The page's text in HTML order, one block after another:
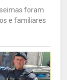
foram
e familiares